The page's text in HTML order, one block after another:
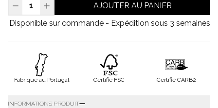
AJOUTER AU PANIER
Disponible sur commande - Expédition sous 3 semaines
Fabriqué au Portugal Certifié FSC Certifié CARB2
INFORMATIONS PRODUIT